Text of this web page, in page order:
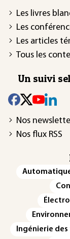
Les livres
Les
Les articles
Tous les
Un suivi
Nos
Nos flux RSS
Ingénierie